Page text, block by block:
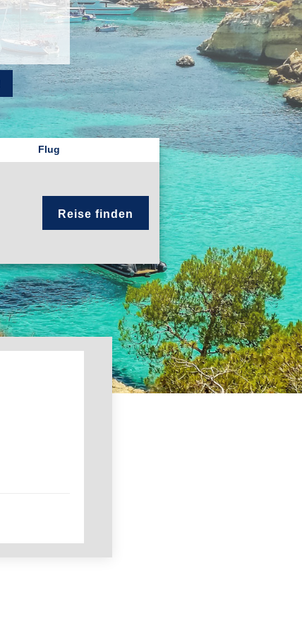
Flug
Reise finden